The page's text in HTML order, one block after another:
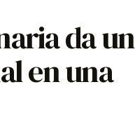
da un
en una